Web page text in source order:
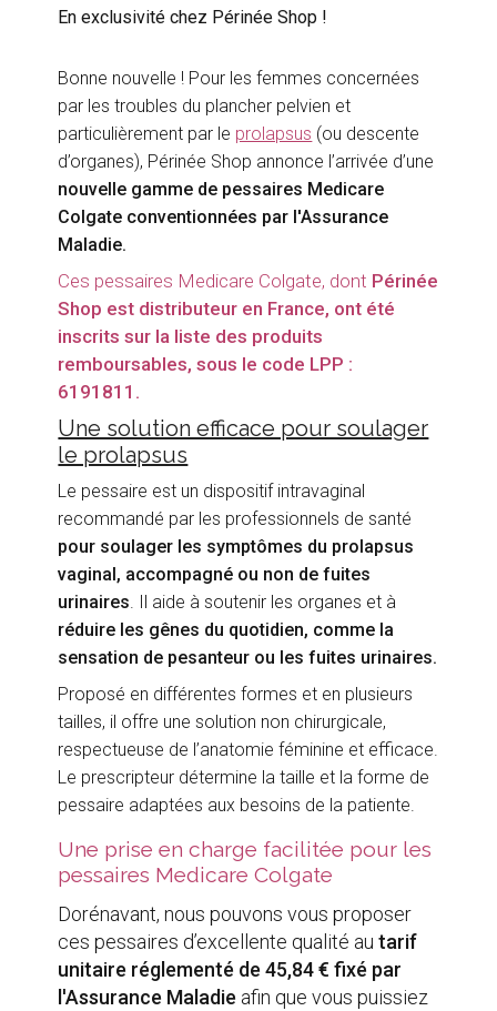
En exclusivité chez Périnée Shop !
Bonne nouvelle ! Pour les femmes concernées
par les troubles du plancher pelvien et
particulièrement par le prolapsus (ou descente
d’organes), Périnée Shop annonce l’arrivée d’une
nouvelle gamme de pessaires Medicare
Colgate conventionnées par l'Assurance
Maladie.
Ces pessaires Medicare Colgate, dont Périnée
Shop est distributeur en France, ont été
inscrits sur la liste des produits
remboursables, sous le code LPP :
6191811.
Une solution efficace pour soulager
le prolapsus
Le pessaire est un dispositif intravaginal
recommandé par les professionnels de santé
pour soulager les symptômes du prolapsus
vaginal, accompagné ou non de fuites
urinaires. Il aide à soutenir les organes et à
réduire les gênes du quotidien, comme la
sensation de pesanteur ou les fuites urinaires.
Proposé en différentes formes et en plusieurs
tailles, il offre une solution non chirurgicale,
respectueuse de l’anatomie féminine et efficace.
Le prescripteur détermine la taille et la forme de
pessaire adaptées aux besoins de la patiente.
Une prise en charge facilitée pour les
pessaires Medicare Colgate
Dorénavant, nous pouvons vous proposer
ces pessaires d’excellente qualité au tarif
unitaire réglementé de 45,84 € fixé par
l'Assurance Maladie afin que vous puissiez